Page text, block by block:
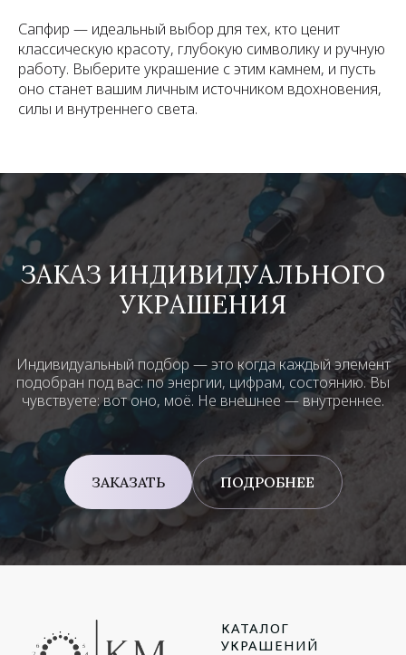
Сапфир — идеальный выбор для тех, кто ценит
классическую красоту, глубокую символику и ручную
работу. Выберите украшение с этим камнем, и пусть
оно станет вашим личным источником вдохновения,
силы и внутреннего света.
ЗАКАЗ ИНДИВИДУАЛЬНОГО
УКРАШЕНИЯ
Индивидуальный подбор — это когда каждый элемент
подобран под вас: по энергии, цифрам, состоянию. Вы
чувствуете: вот оно, моё. Не внешнее — внутреннее.
ЗАКАЗАТЬ ПОДРОБНЕЕ
КАТАЛОГ
УКРАШЕНИЙ